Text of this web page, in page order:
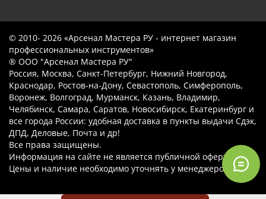
© 2010- 2026 «Арсенал Мастера РУ - интернет магазин
профессиональных инструментов»
® ООО "Арсенал Мастера РУ"
Россия, Москва, Санкт-Петербург, Нижний Новгород,
Краснодар, Ростов-на-Дону, Севастополь, Симферополь,
Воронеж, Волгоград, Мурманск, Казань, Владимир,
Челябинск, Самара, Саратов, Новосибирск, Екатеринбург и
все города России: удобная доставка в пункты выдачи Сдэк,
ДПД, Деловые, Почта и др!
Все права защищены.
Информация на сайте не является публичной офертой.
Цены и наличие необходимо уточнять у менеджеров.